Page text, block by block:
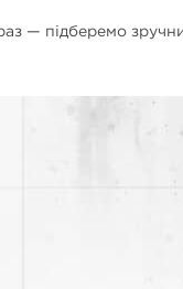
— підберемо